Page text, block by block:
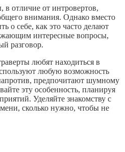
в отличие от интровертов,
внимания. Однако вместо
о себе, как это часто делают
интересные вопросы,
разговор.
любят находиться в
любую возможность
предпочитают шумному
эту особенность, планируя
Уделяйте знакомству с
сколько нужно, чтобы не